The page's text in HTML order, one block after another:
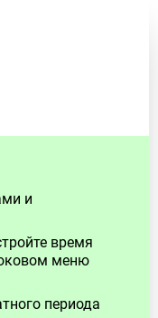
и
время
меню
периода